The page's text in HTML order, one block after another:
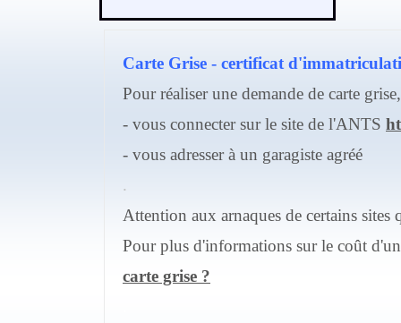
Carte Grise - certificat
Pour réaliser une demande de carte
- vous connecter sur le site de l'ANTS
- vous adresser à un garagiste agréé
.
Attention aux arnaques de certains
Pour plus d'informations sur le coût
carte grise ?